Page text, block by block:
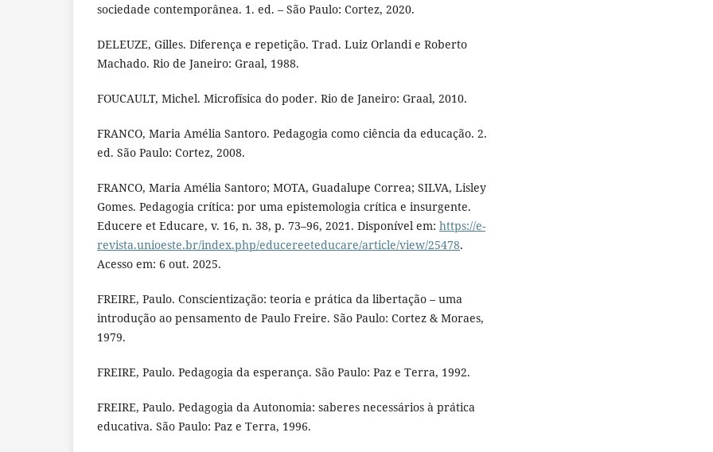
sociedade contemporânea. 1. ed. – São Paulo: Cortez, 2020.
DELEUZE, Gilles. Diferença e repetição. Trad. Luiz Orlandi e Roberto
Machado. Rio de Janeiro: Graal, 1988.
FOUCAULT, Michel. Microfísica do poder. Rio de Janeiro: Graal, 2010.
FRANCO, Maria Amélia Santoro. Pedagogia como ciência da educação. 2.
ed. São Paulo: Cortez, 2008.
FRANCO, Maria Amélia Santoro; MOTA, Guadalupe Correa; SILVA, Lisley
Gomes. Pedagogia crítica: por uma epistemologia crítica e insurgente.
Educere et Educare, v. 16, n. 38, p. 73–96, 2021. Disponível em: https://e-
revista.unioeste.br/index.php/educereeteducare/article/view/25478.
Acesso em: 6 out. 2025.
FREIRE, Paulo. Conscientização: teoria e prática da libertação – uma
introdução ao pensamento de Paulo Freire. São Paulo: Cortez & Moraes,
1979.
FREIRE, Paulo. Pedagogia da esperança. São Paulo: Paz e Terra, 1992.
FREIRE, Paulo. Pedagogia da Autonomia: saberes necessários à prática
educativa. São Paulo: Paz e Terra, 1996.